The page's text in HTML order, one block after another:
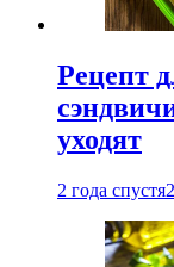
Рецепт
уходят
2 года спустя